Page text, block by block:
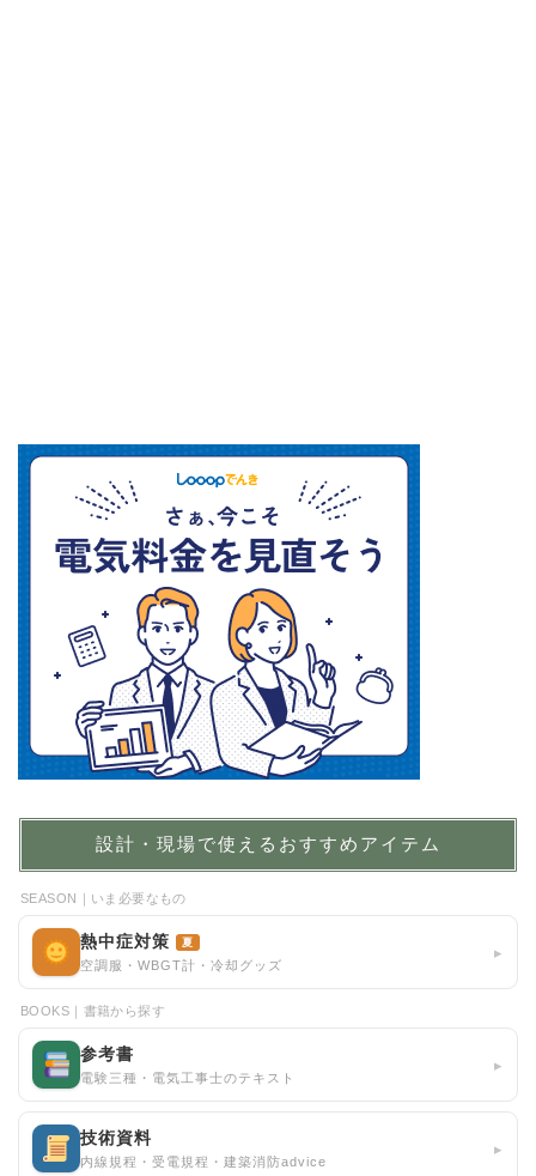
設計・現場で使えるおすすめアイテム
SEASON｜いま必要なもの
熱中症対策 夏
空調服・WBGT計・冷却グッズ
▸
BOOKS｜書籍から探す
参考書
電験三種・電気工事士のテキスト
▸
技術資料
内線規程・受電規程・建築消防advice
▸